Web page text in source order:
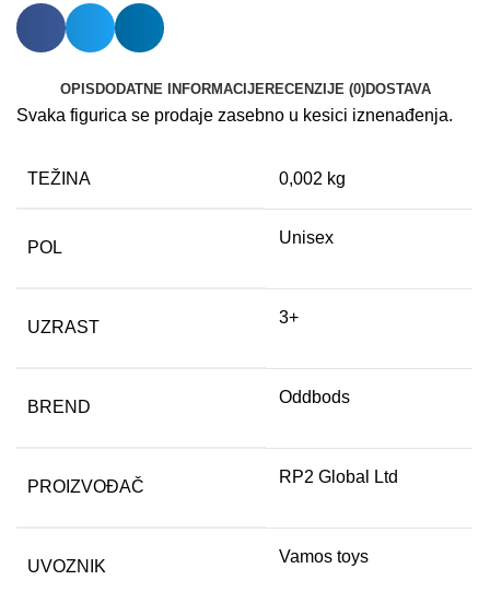
OPISDODATNE INFORMACIJERECENZIJE (0)DOSTAVA
Svaka figurica se prodaje zasebno u kesici iznenađenja.
TEŽINA 0,002 kg
POL
Unisex
UZRAST
3+
BREND
Oddbods
PROIZVOĐAČ
RP2 Global Ltd
UVOZNIK
Vamos toys